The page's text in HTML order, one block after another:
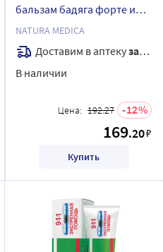
бальзам бадяга форте и
конский каштан 85 мл
NATURA MEDICA
Доставим в аптекузавтра
В наличии
Цена: 192.27 12
169.20₽
Купить